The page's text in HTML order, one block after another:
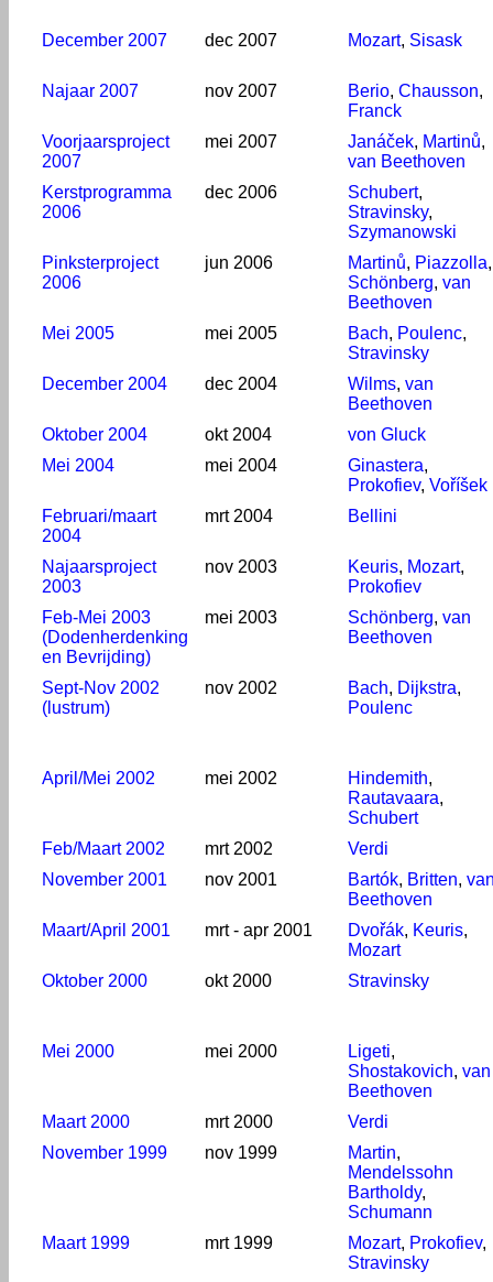
December 2007 dec 2007 Mozart, Sisask
Najaar 2007 nov 2007 Berio, Chausson,
Franck
Voorjaarsproject
2007
mei 2007 Janáček, Martinů,
van Beethoven
Kerstprogramma
2006
dec 2006 Schubert,
Stravinsky,
Szymanowski
Pinksterproject
2006
jun 2006 Martinů, Piazzolla,
Schönberg, van
Beethoven
Mei 2005
mei 2005 Bach, Poulenc,
Stravinsky
December 2004
dec 2004 Wilms, van
Beethoven
Oktober 2004
okt 2004
von Gluck
Mei 2004
mei 2004 Ginastera,
Prokofiev, Voříšek
Februari/maart
2004
mrt 2004 Bellini
Najaarsproject
2003
nov 2003 Keuris, Mozart,
Prokofiev
Feb-Mei 2003
(Dodenherdenking
en Bevrijding)
mei 2003 Schönberg, van
Beethoven
Sept-Nov 2002
(lustrum)
nov 2002 Bach, Dijkstra,
Poulenc
April/Mei 2002 mei 2002 Hindemith,
Rautavaara,
Schubert
Feb/Maart 2002
mrt 2002
Verdi
November 2001
nov 2001 Bartók, Britten,
Beethoven
Maart/April 2001
mrt - apr 2001 Dvořák, Keuris,
Mozart
Oktober 2000
okt 2000 Stravinsky
Mei 2000 mei 2000 Ligeti,
Shostakovich, van
Beethoven
Maart 2000
mrt 2000
Verdi
November 1999
nov 1999 Martin,
Mendelssohn
Bartholdy,
Schumann
Maart 1999
mrt 1999 Mozart, Prokofiev,
Stravinsky